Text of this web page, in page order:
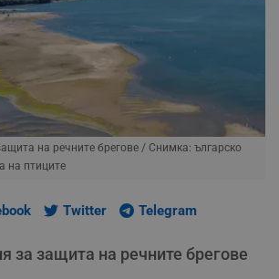
на речните брегове / Снимка: ългарско
на птиците
Twitter Telegram
за защита на речните брегове